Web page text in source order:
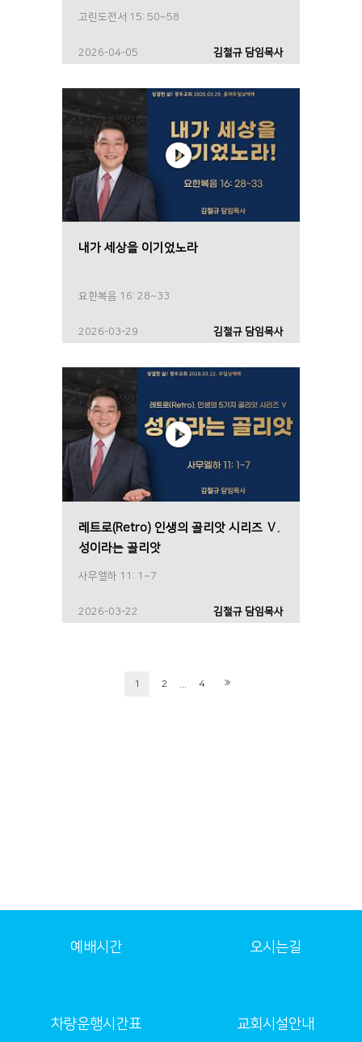
고린도전서 15: 50~58
2026-04-05 김철규 담임목사
내가 세상을 이기었노라
요한복음 16: 28~33
2026-03-29 김철규 담임목사
레트로(Retro) 인생의 골리앗 시리즈 Ⅴ.
성이라는 골리앗
사무엘하 11: 1~7
2026-03-22 김철규 담임목사
1 2 4
예배시간 오시는길
차량운행시간표 교회시설안내